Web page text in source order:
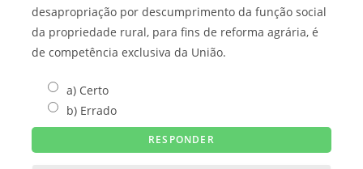
desapropriação por descumprimento da função social
da propriedade rural, para fins de reforma agrária, é
de competência exclusiva da União.
a) Certo
b) Errado